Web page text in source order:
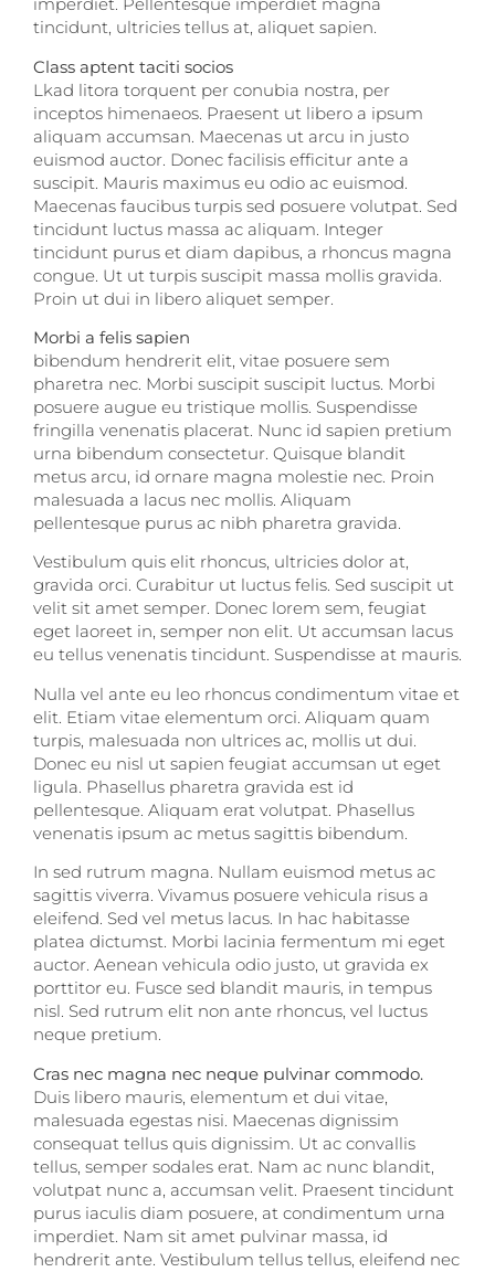
tincidunt, ultricies tellus at, aliquet sapien.
Class aptent taciti socios
Lkad litora torquent per conubia nostra, per
inceptos himenaeos. Praesent ut libero a ipsum
aliquam accumsan. Maecenas ut arcu in justo
euismod auctor. Donec facilisis efficitur ante a
suscipit. Mauris maximus eu odio ac euismod.
Maecenas faucibus turpis sed posuere volutpat. Sed
tincidunt luctus massa ac aliquam. Integer
tincidunt purus et diam dapibus, a rhoncus magna
congue. Ut ut turpis suscipit massa mollis gravida.
Proin ut dui in libero aliquet semper.
Morbi a felis sapien
bibendum hendrerit elit, vitae posuere sem
pharetra nec. Morbi suscipit suscipit luctus. Morbi
posuere augue eu tristique mollis. Suspendisse
fringilla venenatis placerat. Nunc id sapien pretium
urna bibendum consectetur. Quisque blandit
metus arcu, id ornare magna molestie nec. Proin
malesuada a lacus nec mollis. Aliquam
pellentesque purus ac nibh pharetra gravida.
Vestibulum quis elit rhoncus, ultricies dolor at,
gravida orci. Curabitur ut luctus felis. Sed suscipit ut
velit sit amet semper. Donec lorem sem, feugiat
eget laoreet in, semper non elit. Ut accumsan lacus
eu tellus venenatis tincidunt. Suspendisse at mauris.
Nulla vel ante eu leo rhoncus condimentum vitae et
elit. Etiam vitae elementum orci. Aliquam quam
turpis, malesuada non ultrices ac, mollis ut dui.
Donec eu nisl ut sapien feugiat accumsan ut eget
ligula. Phasellus pharetra gravida est id
pellentesque. Aliquam erat volutpat. Phasellus
venenatis ipsum ac metus sagittis bibendum.
In sed rutrum magna. Nullam euismod metus ac
sagittis viverra. Vivamus posuere vehicula risus a
eleifend. Sed vel metus lacus. In hac habitasse
platea dictumst. Morbi lacinia fermentum mi eget
auctor. Aenean vehicula odio justo, ut gravida ex
porttitor eu. Fusce sed blandit mauris, in tempus
nisl. Sed rutrum elit non ante rhoncus, vel luctus
neque pretium.
Cras nec magna nec neque pulvinar commodo.
Duis libero mauris, elementum et dui vitae,
malesuada egestas nisi. Maecenas dignissim
consequat tellus quis dignissim. Ut ac convallis
tellus, semper sodales erat. Nam ac nunc blandit,
volutpat nunc a, accumsan velit. Praesent tincidunt
purus iaculis diam posuere, at condimentum urna
imperdiet. Nam sit amet pulvinar massa, id
hendrerit ante. Vestibulum tellus tellus, eleifend nec